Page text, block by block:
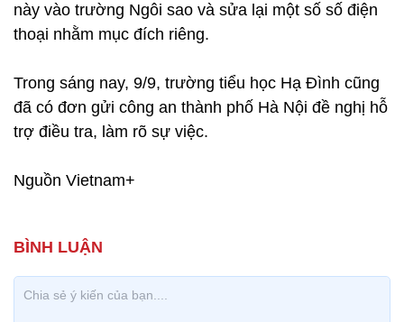
này vào trường Ngôi sao và sửa lại một số số điện
thoại nhằm mục đích riêng.
Trong sáng nay, 9/9, trường tiểu học Hạ Đình cũng
đã có đơn gửi công an thành phố Hà Nội đề nghị hỗ
trợ điều tra, làm rõ sự việc.
Nguồn Vietnam+